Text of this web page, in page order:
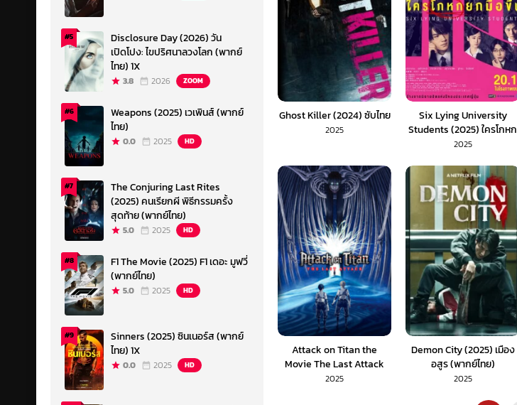
Ghost Killer (2024) ซับไทย
2025
Six Lying University
Students (2025) ใครโกหก
ยกมือขึ้น (พากย์ไทย)
2025
Attack on Titan the
Movie The Last Attack
(2024) ผ่าพิภพไททัน การ
2025
Demon City (2025) เมือง
อสูร (พากย์ไทย)
2025
#5
Disclosure Day (2026) วัน
เปิดโปง: ไขปริศนาลวงโลก (พากย์
ไทย) 1X
3.8 2026 ZOOM
#6
Weapons (2025) เวเพินส์ (พากย์
ไทย)
0.0 2025 HD
#7
The Conjuring Last Rites
(2025) คนเรียกผี พิธีกรรมครั้ง
สุดท้าย (พากย์ไทย)
5.0 2025 HD
#8
F1 The Movie (2025) F1 เดอะ มูฟวี่
(พากย์ไทย)
5.0 2025 HD
#9
Sinners (2025) ซินเนอร์ส (พากย์
ไทย) 1X
0.0 2025 HD